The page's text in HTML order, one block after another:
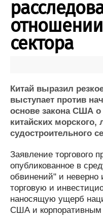
Порты
Рыболовство
ВМФ
Яхты и катера
Еще
Пульс
Новости
Компании
Репутация
Работа
Журнал
Реклама
Конференции
Выставки и семинары
сектора
Китай выразил
выступает против
основе закона США о
китайских морского,
судостроительного
Заявление торгового
опубликованное в
обвинений" и неверно
торговую и
наносящую ущерб
США и корпоративным